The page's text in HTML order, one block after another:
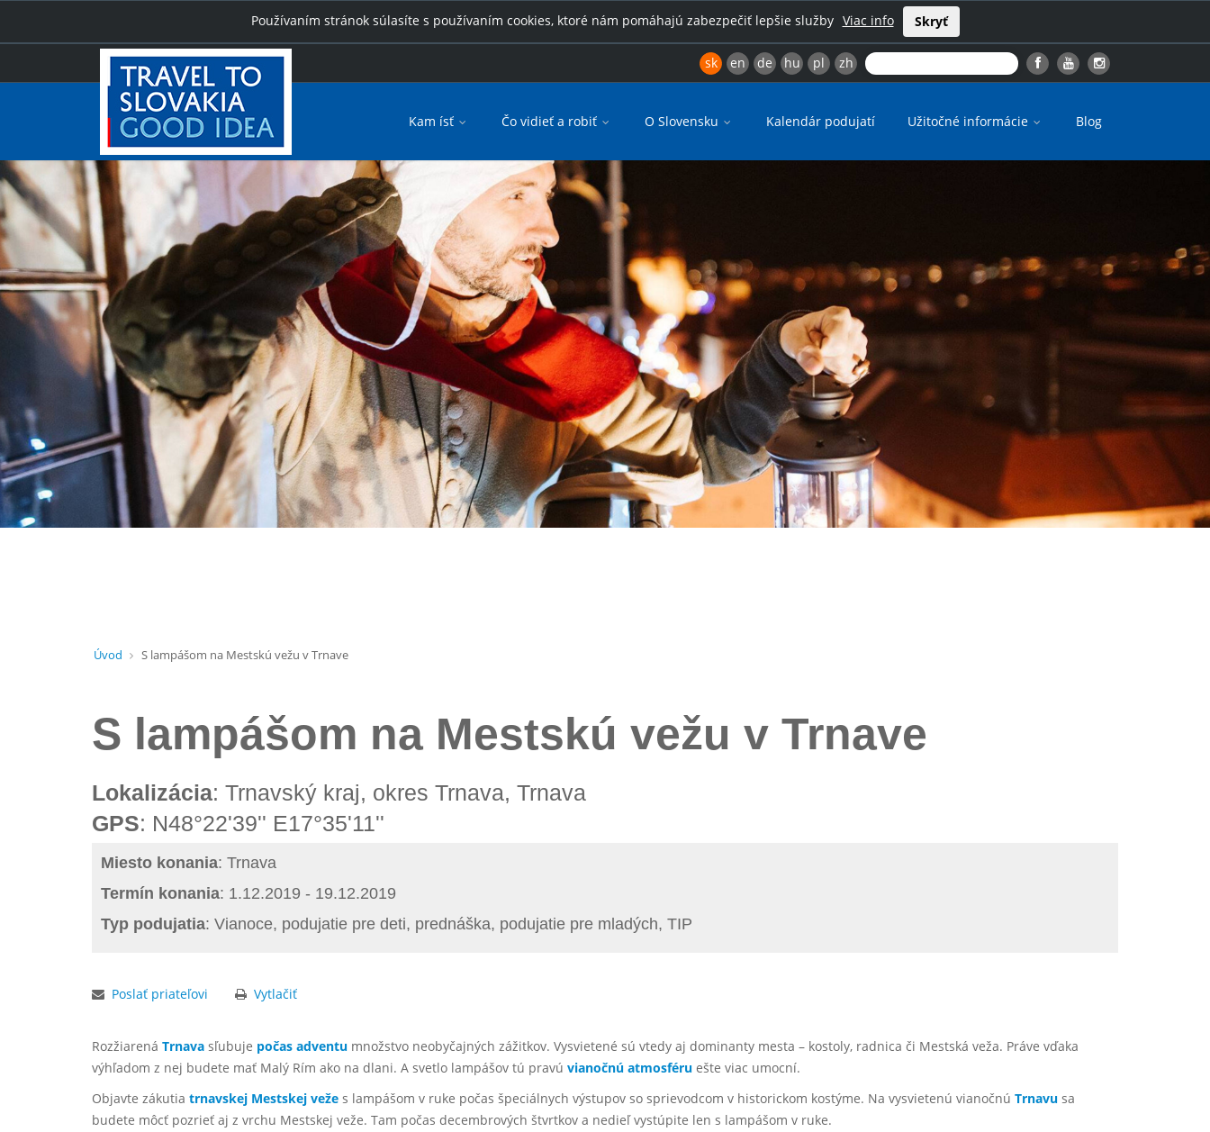
Používaním stránok súlasíte s používaním cookies, ktoré nám pomáhajú zabezpečiť lepšie služby Viac info Skryť
sk en de hu pl zh
Kam ísť Čo vidieť a robiť O Slovensku Kalendár podujatí Užitočné informácie Blog
Úvod S lampášom na Mestskú vežu v Trnave
S lampášom na Mestskú vežu v Trnave
Lokalizácia: Trnavský kraj, okres Trnava, Trnava
GPS: N48°22'39'' E17°35'11''
Miesto konania: Trnava
Termín konania: 1.12.2019 - 19.12.2019
Typ podujatia: Vianoce, podujatie pre deti, prednáška, podujatie pre mladých, TIP
Poslať priateľovi Vytlačiť
Rozžiarená Trnava sľubuje počas adventu množstvo neobyčajných zážitkov. Vysvietené sú vtedy aj dominanty mesta – kostoly, radnica či Mestská veža. Práve vďaka
výhľadom z nej budete mať Malý Rím ako na dlani. A svetlo lampášov tú pravú vianočnú atmosféru ešte viac umocní.
Objavte zákutia trnavskej Mestskej veže s lampášom v ruke počas špeciálnych výstupov so sprievodcom v historickom kostýme. Na vysvietenú vianočnú Trnavu sa
budete môcť pozrieť aj z vrchu Mestskej veže. Tam počas decembrových štvrtkov a nedieľ vystúpite len s lampášom v ruke.